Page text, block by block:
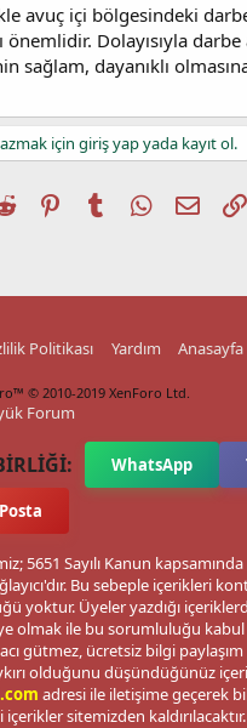
avuç içi bölgesindeki
önemlidir. Dolayısıyla darbe
sağlam, dayanıklı
için giriş yap yada kayıt ol.
Reddit PinterestTumblrWhatsApp
E-posta
Politikası Yardım Anasayfa
© 2010-2019 XenForo Ltd.
Forum
WhatsApp
5651 Sayılı Kanun kapsamında
Bu sebeple içerikleri
yoktur. Üyeler yazdığı
olmak ile bu sorumluluğu
gütmez, ücretsiz bilgi
olduğunu düşündüğünüz
adresi ile iletişime geçerek
sitemizden kaldırılacaktır.